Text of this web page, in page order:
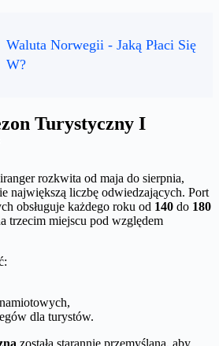
Waluta Norwegii - Jaką Płaci Się
W?
Turystyczny I
rozkwita od maja do sierpnia,
największą liczbę odwiedzających. Port
obsługuje każdego roku od 140 do 180
trzecim miejscu pod względem
dla turystów.
została starannie przemyślana, aby